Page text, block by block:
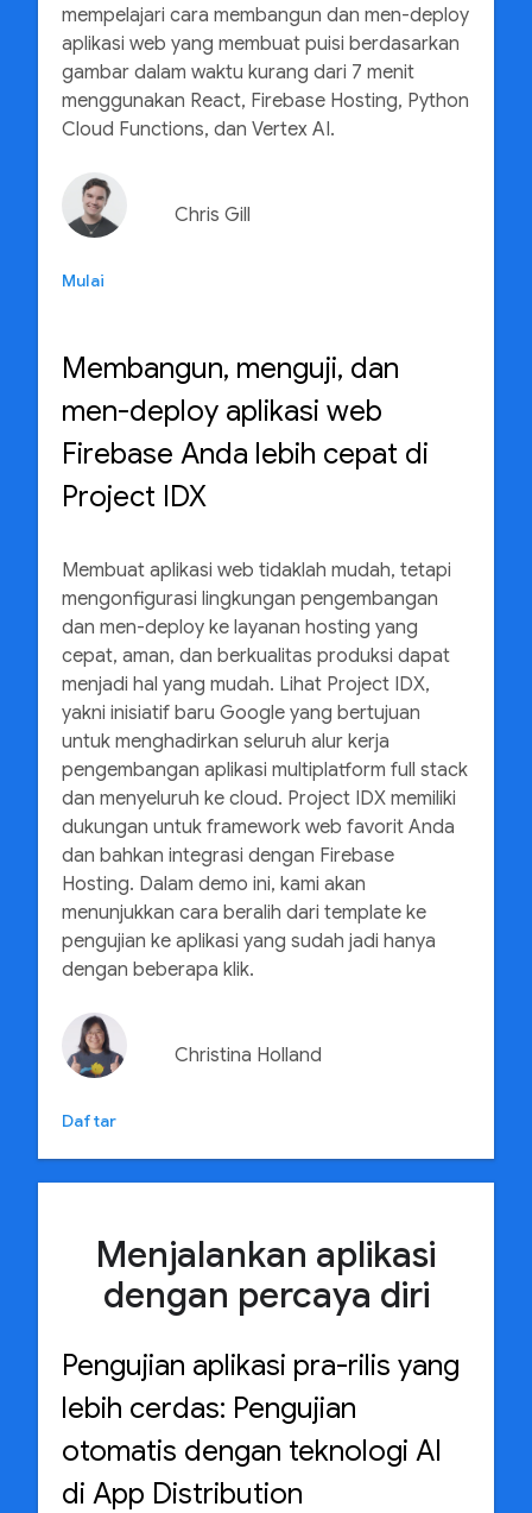
mempelajari cara membangun dan men-deploy
aplikasi web yang membuat puisi berdasarkan
gambar dalam waktu kurang dari 7 menit
menggunakan React, Firebase Hosting, Python
Cloud Functions, dan Vertex AI.
Chris Gill
Mulai
Membangun, menguji, dan
men-deploy aplikasi web
Firebase Anda lebih cepat di
Project IDX
Membuat aplikasi web tidaklah mudah, tetapi
mengonfigurasi lingkungan pengembangan
dan men-deploy ke layanan hosting yang
cepat, aman, dan berkualitas produksi dapat
menjadi hal yang mudah. Lihat Project IDX,
yakni inisiatif baru Google yang bertujuan
untuk menghadirkan seluruh alur kerja
pengembangan aplikasi multiplatform full stack
dan menyeluruh ke cloud. Project IDX memiliki
dukungan untuk framework web favorit Anda
dan bahkan integrasi dengan Firebase
Hosting. Dalam demo ini, kami akan
menunjukkan cara beralih dari template ke
pengujian ke aplikasi yang sudah jadi hanya
dengan beberapa klik.
Christina Holland
Daftar
Menjalankan aplikasi
dengan percaya diri
Pengujian aplikasi pra-rilis yang
lebih cerdas: Pengujian
otomatis dengan teknologi AI
di App Distribution